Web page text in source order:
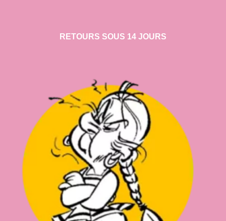
RETOURS SOUS 14 JOURS